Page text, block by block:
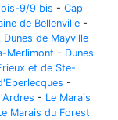
9/9 bis - Cap
de Bellenville -
Dunes de Mayville
Merlimont - Dunes
et de Ste-
-
- Le Marais
Marais du Forest